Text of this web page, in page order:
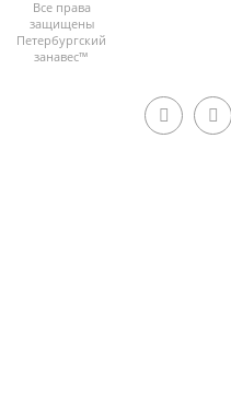
Все права
защищены
Петербургский
занавес™